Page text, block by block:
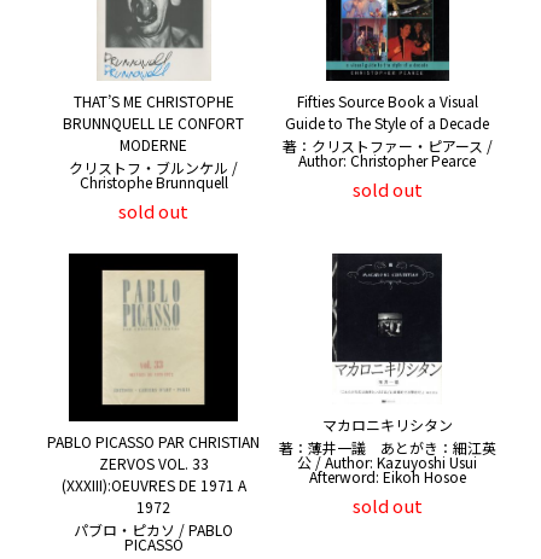
THAT’S ME CHRISTOPHE
BRUNNQUELL LE CONFORT
MODERNE
クリストフ・ブルンケル /
Christophe Brunnquell
sold out
Fifties Source Book a Visual
Guide to The Style of a Decade
著：クリストファー・ピアース /
Author: Christopher Pearce
sold out
PABLO PICASSO PAR CHRISTIAN
ZERVOS VOL. 33
(XXXIII):OEUVRES DE 1971 A
1972
パブロ・ピカソ / PABLO
PICASSO
マカロニキリシタン
著：薄井一議 あとがき：細江英
公 / Author: Kazuyoshi Usui
Afterword: Eikoh Hosoe
sold out